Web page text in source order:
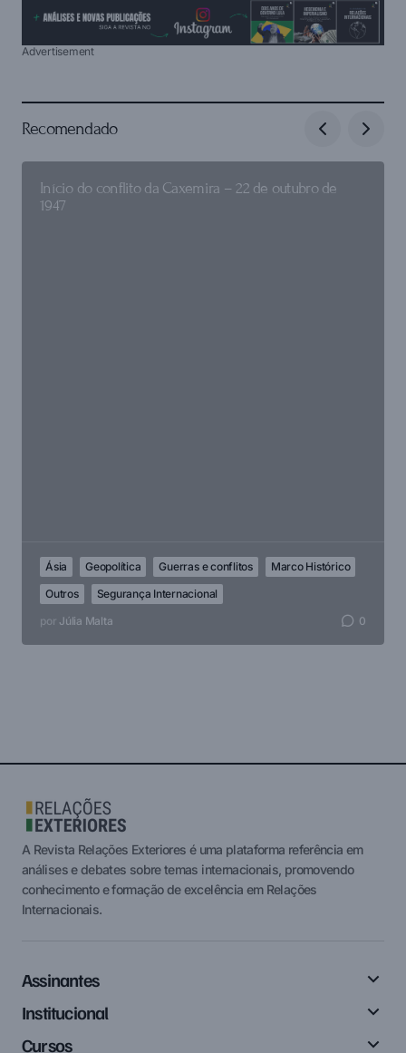
Advertisement
Recomendado
Início do conflito da Caxemira – 22 de outubro de
1947
Ásia Geopolítica Guerras e conflitos
Marco Histórico
Outros
Segurança Internacional
por Júlia Malta 0
A Revista Relações Exteriores é uma plataforma referência em
análises e debates sobre temas internacionais, promovendo
conhecimento e formação de excelência em Relações
Internacionais.
Assinantes
Institucional
Cursos